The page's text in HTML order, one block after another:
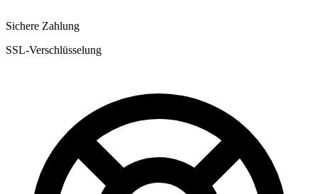
Sichere Zahlung
SSL-Verschlüsselung